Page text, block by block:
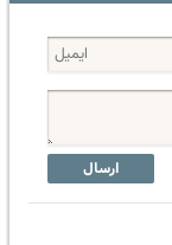
ارسال